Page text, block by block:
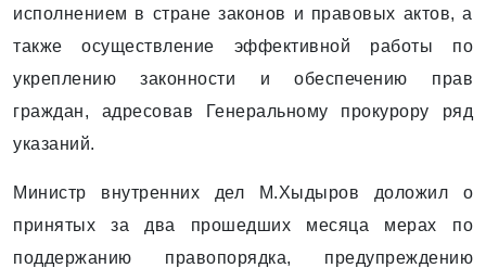
исполнением в стране законов и правовых актов, а
также осуществление эффективной работы по
укреплению законности и обеспечению прав
граждан, адресовав Генеральному прокурору ряд
указаний.
Министр внутренних дел М.Хыдыров доложил о
принятых за два прошедших месяца мерах по
поддержанию правопорядка, предупреждению